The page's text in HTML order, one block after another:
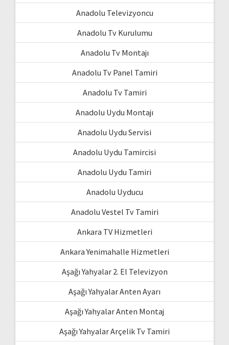
Anadolu Televizyoncu
Anadolu Tv Kurulumu
Anadolu Tv Montajı
Anadolu Tv Panel Tamiri
Anadolu Tv Tamiri
Anadolu Uydu Montajı
Anadolu Uydu Servisi
Anadolu Uydu Tamircisi
Anadolu Uydu Tamiri
Anadolu Uyducu
Anadolu Vestel Tv Tamiri
Ankara TV Hizmetleri
Ankara Yenimahalle Hizmetleri
Aşağı Yahyalar 2. El Televizyon
Aşağı Yahyalar Anten Ayarı
Aşağı Yahyalar Anten Montaj
Aşağı Yahyalar Arçelik Tv Tamiri